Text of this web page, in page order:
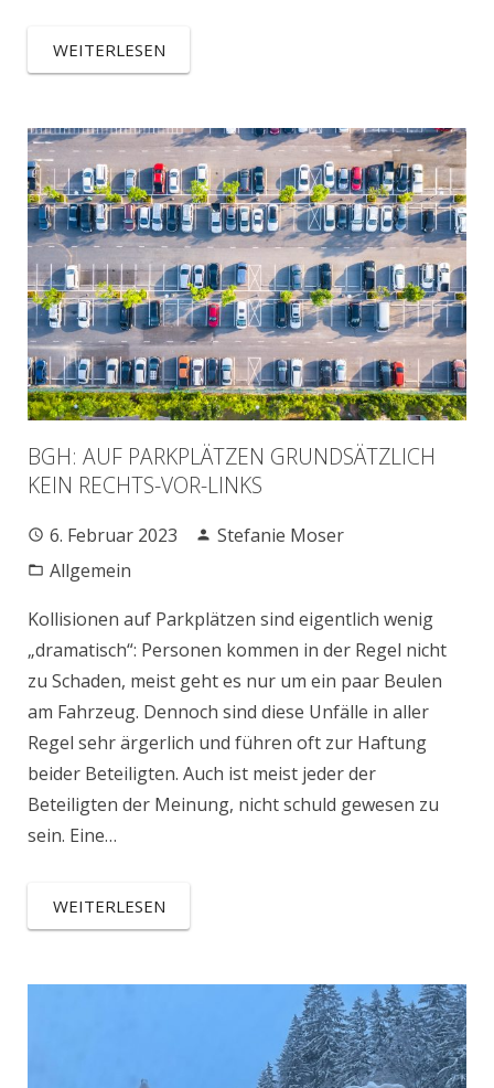
WEITERLESEN
BGH: AUF PARKPLÄTZEN GRUNDSÄTZLICH
KEIN RECHTS-VOR-LINKS
6. Februar 2023
Stefanie Moser
Allgemein
Kollisionen auf Parkplätzen sind eigentlich wenig
„dramatisch“: Personen kommen in der Regel nicht
zu Schaden, meist geht es nur um ein paar Beulen
am Fahrzeug. Dennoch sind diese Unfälle in aller
Regel sehr ärgerlich und führen oft zur Haftung
beider Beteiligten. Auch ist meist jeder der
Beteiligten der Meinung, nicht schuld gewesen zu
sein. Eine…
WEITERLESEN